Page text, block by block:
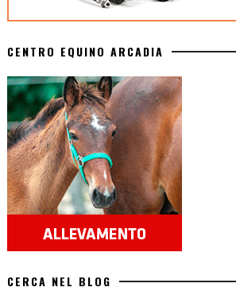
CENTRO EQUINO ARCADIA
CERCA NEL BLOG